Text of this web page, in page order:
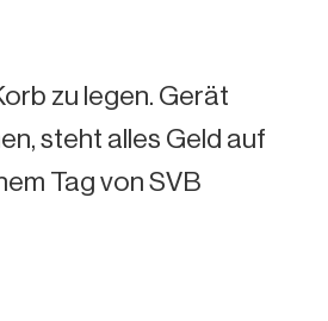
zu legen. Gerät
steht alles Geld auf
Tag von SVB